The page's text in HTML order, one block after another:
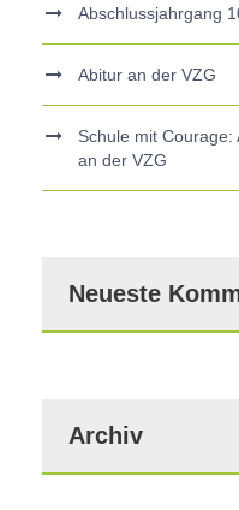
Abschlussjahrgang
Abitur an der VZG
Schule mit Courage:
an der VZG
Neueste
Archiv